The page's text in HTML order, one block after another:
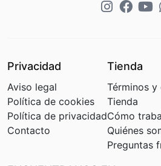
Privacidad
Aviso legal
Política de cookies
Política de privacidad
Contacto
Tienda
Términos
Tienda
Cómo
Quiénes
Preguntas